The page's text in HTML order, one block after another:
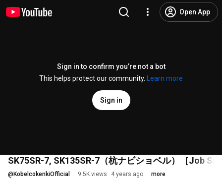
Open App
Sign in to confirm you’re not a bot
This helps protect our community.
Learn more
Sign in
SK75SR-7, SK135SR-7（杭ナビショベル）［Job
@ KobelcokenkiOfficial 9.5K views 4 years ago more